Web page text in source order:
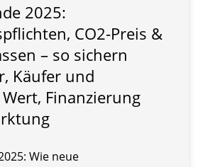
2025:
CO2-Preis &
– so sichern
Käufer und
Finanzierung
Wie neue